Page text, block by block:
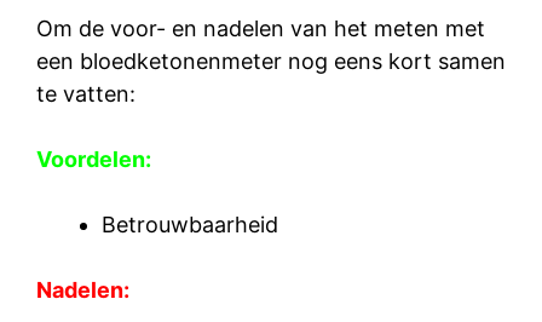
Om de voor- en nadelen van het meten met
een bloedketonenmeter nog eens kort samen
te vatten:
Voordelen:
Betrouwbaarheid
Nadelen: